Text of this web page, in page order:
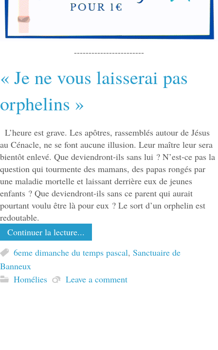
------------------------
« Je ne vous laisserai pas
orphelins »
L’heure est grave. Les apôtres, rassemblés autour de Jésus
au Cénacle, ne se font aucune illusion. Leur maître leur sera
bientôt enlevé. Que deviendront-ils sans lui ? N’est-ce pas la
question qui tourmente des mamans, des papas rongés par
une maladie mortelle et laissant derrière eux de jeunes
enfants ? Que deviendront-ils sans ce parent qui aurait
pourtant voulu être là pour eux ? Le sort d’un orphelin est
redoutable.
Continuer la lecture...
6eme dimanche du temps pascal, Sanctuaire de
Banneux
Homélies
Leave a comment